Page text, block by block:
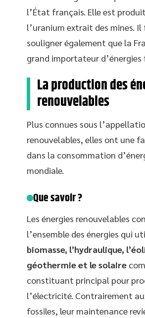
l’État français. Elle est
l’uranium extrait des mines.
souligner également que la
grand importateur d’énergies
La production des
renouvelables
Plus connues sous
renouvelables, elles ont une
dans la consommation
mondiale.
Que savoir ?
Les énergies renouvelables
l’ensemble des énergies qui
biomasse, l’hydraulique,
géothermie et le solaire
constituant principal pour
l’électricité. Contrairement
fossiles, leur maintenance